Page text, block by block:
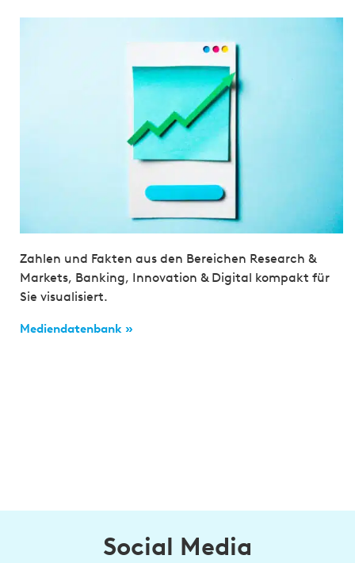
Zahlen und Fakten aus den Bereichen Research &
Markets, Banking, Innovation & Digital kompakt für
Sie visualisiert.
Mediendatenbank »
Social Media